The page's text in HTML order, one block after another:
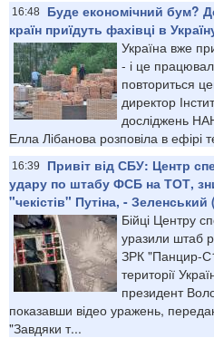
16:48
Буде економічний бум?
країн приїдуть фахівці в
Україна вже
- і це
повториться
директор
досліджень
Елла Лібанова розповіла в
16:39
Привіт від СБУ: Центр
удару по штабу ФСБ на ТОТ,
"чекістів" Путіна, - Зеленський
Бійці Центру
уразили штаб
ЗРК "Панцир-
території
президент
показавши відео уражень,
"Завдяки т...